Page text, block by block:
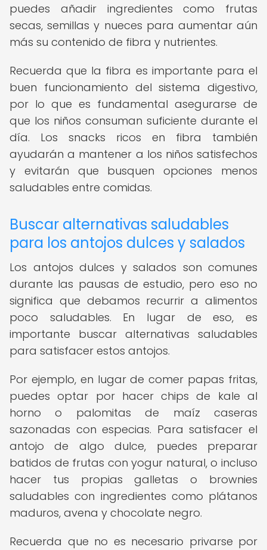
puedes añadir ingredientes como frutas
secas, semillas y nueces para aumentar aún
más su contenido de fibra y nutrientes.
Recuerda que la fibra es importante para el
buen funcionamiento del sistema digestivo,
por lo que es fundamental asegurarse de
que los niños consuman suficiente durante el
día. Los snacks ricos en fibra también
ayudarán a mantener a los niños satisfechos
y evitarán que busquen opciones menos
saludables entre comidas.
Buscar alternativas saludables
para los antojos dulces y salados
Los antojos dulces y salados son comunes
durante las pausas de estudio, pero eso no
significa que debamos recurrir a alimentos
poco saludables. En lugar de eso, es
importante buscar alternativas saludables
para satisfacer estos antojos.
Por ejemplo, en lugar de comer papas fritas,
puedes optar por hacer chips de kale al
horno o palomitas de maíz caseras
sazonadas con especias. Para satisfacer el
antojo de algo dulce, puedes preparar
batidos de frutas con yogur natural, o incluso
hacer tus propias galletas o brownies
saludables con ingredientes como plátanos
maduros, avena y chocolate negro.
Recuerda que no es necesario privarse por